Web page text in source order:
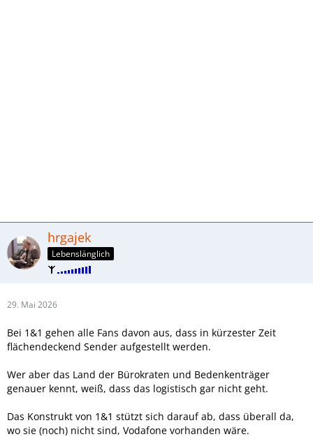
hrgajek
Lebenslänglich
29. Mai 2026
Bei 1&1 gehen alle Fans davon aus, dass in kürzester Zeit
flächendeckend Sender aufgestellt werden.
Wer aber das Land der Bürokraten und Bedenkenträger
genauer kennt, weiß, dass das logistisch gar nicht geht.
Das Konstrukt von 1&1 stützt sich darauf ab, dass überall da,
wo sie (noch) nicht sind, Vodafone vorhanden wäre.